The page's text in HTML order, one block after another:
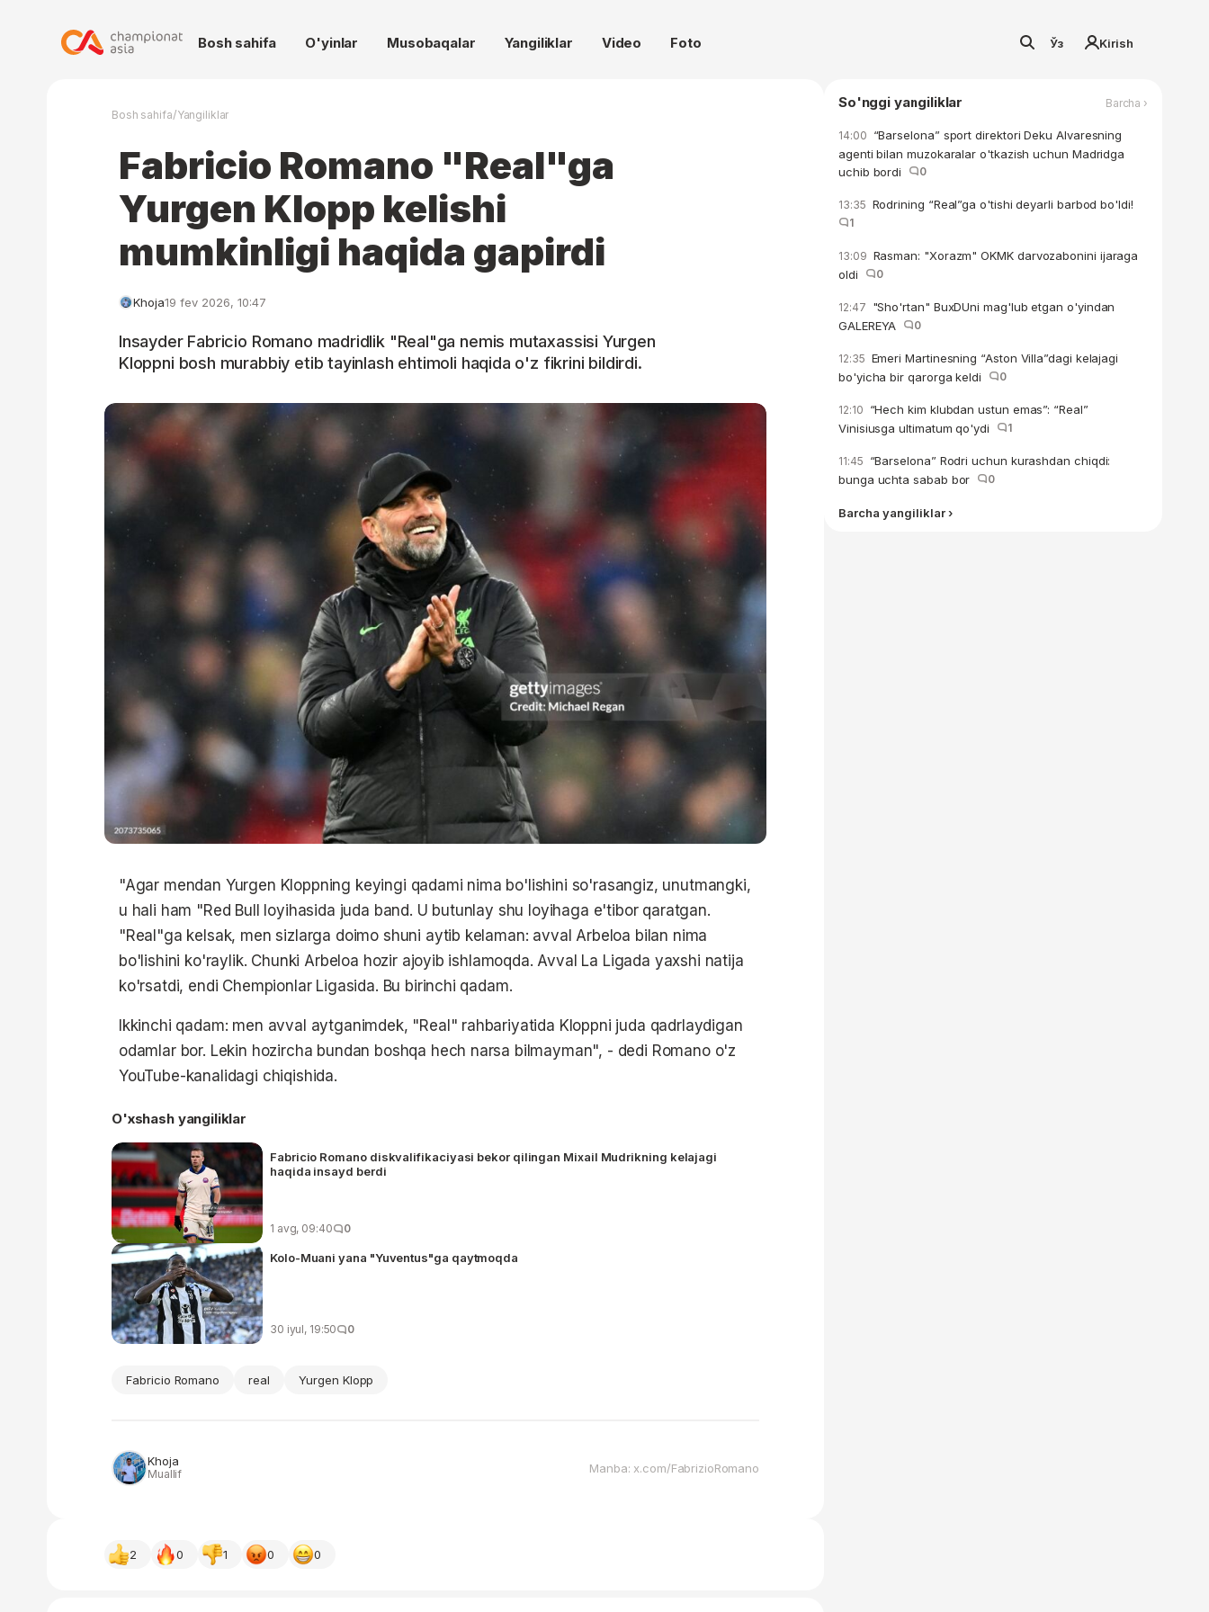
Bosh sahifa O'yinlar Musobaqalar Yangiliklar Video Foto Ўз Kirish
Bosh sahifa/Yangiliklar
Fabricio Romano "Real"ga
Yurgen Klopp kelishi
mumkinligi haqida gapirdi
Khoja19 fev 2026, 10:47
Insayder Fabricio Romano madridlik "Real"ga nemis mutaxassisi Yurgen
Kloppni bosh murabbiy etib tayinlash ehtimoli haqida o'z fikrini bildirdi.
"Agar mendan Yurgen Kloppning keyingi qadami nima bo'lishini so'rasangiz, unutmangki,
u hali ham "Red Bull loyihasida juda band. U butunlay shu loyihaga e'tibor qaratgan.
"Real"ga kelsak, men sizlarga doimo shuni aytib kelaman: avval Arbeloa bilan nima
bo'lishini ko'raylik. Chunki Arbeloa hozir ajoyib ishlamoqda. Avval La Ligada yaxshi natija
ko'rsatdi, endi Chempionlar Ligasida. Bu birinchi qadam.
Ikkinchi qadam: men avval aytganimdek, "Real" rahbariyatida Kloppni juda qadrlaydigan
odamlar bor. Lekin hozircha bundan boshqa hech narsa bilmayman", - dedi Romano o'z
YouTube-kanalidagi chiqishida.
O'xshash yangiliklar
Fabricio Romano diskvalifikaciyasi bekor qilingan Mixail Mudrikning kelajagi
haqida insayd berdi
1 avg, 09:40 0
Kolo-Muani yana "Yuventus"ga qaytmoqda
30 iyul, 19:50 0
Fabricio Romano real Yurgen Klopp
Khoja
Muallif Manba: x.com/FabrizioRomano
2 0 1 0 0
So'nggi yangiliklar Barcha ›
14:00 “Barselona” sport direktori Deku Alvaresning
agenti bilan muzokaralar o'tkazish uchun Madridga
uchib bordi
0
13:35 Rodrining “Real”ga o'tishi deyarli barbod bo'ldi!
1
13:09 Rasman: "Xorazm" OKMK darvozabonini ijaraga
oldi
0
12:47 "Sho'rtan" BuxDUni mag'lub etgan o'yindan
GALEREYA
0
12:35 Emeri Martinesning “Aston Villa”dagi kelajagi
bo'yicha bir qarorga keldi
0
12:10 “Hech kim klubdan ustun emas”: “Real”
Vinisiusga ultimatum qo'ydi
1
11:45 “Barselona” Rodri uchun kurashdan chiqdi:
bunga uchta sabab bor
0
Barcha yangiliklar ›